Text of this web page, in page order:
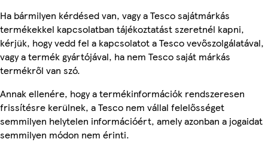
Ha bármilyen kérdésed van, vagy a Tesco sajátmárkás
termékekkel kapcsolatban tájékoztatást szeretnél kapni,
kérjük, hogy vedd fel a kapcsolatot a Tesco vevőszolgálatával,
vagy a termék gyártójával, ha nem Tesco saját márkás
termékről van szó.
Annak ellenére, hogy a termékinformációk rendszeresen
frissítésre kerülnek, a Tesco nem vállal felelősséget
semmilyen helytelen információért, amely azonban a jogaidat
semmilyen módon nem érinti.